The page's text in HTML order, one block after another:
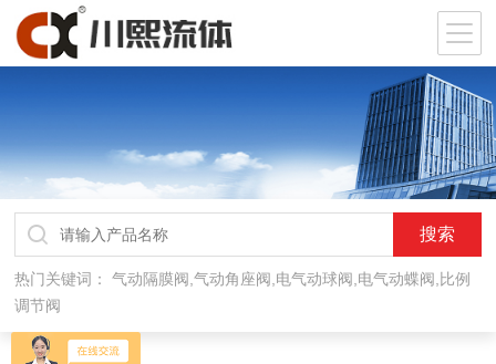
热门关键词：气动隔膜阀,气动角座阀,电气动球阀,电气动蝶阀,比例
调节阀